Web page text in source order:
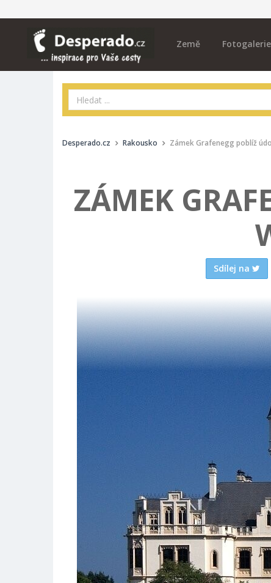
Země Fotogalerie
Desperado.cz Rakousko Zámek Grafenegg poblíž
ZÁMEK
Sdílej na